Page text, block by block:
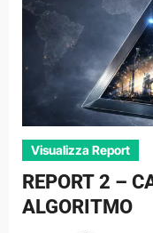
Visualizza Report
REPORT 2 –
ALGORITMO